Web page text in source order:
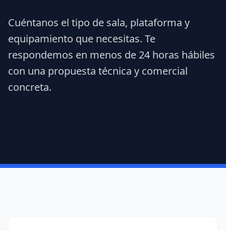
Cuéntanos el tipo de sala, plataforma y
equipamiento que necesitas. Te
respondemos en menos de 24 horas hábiles
con una propuesta técnica y comercial
concreta.